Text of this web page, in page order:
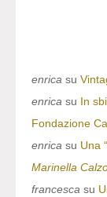
enrica su
enrica su In
Fondazione
enrica su Una
Marinella
francesca su